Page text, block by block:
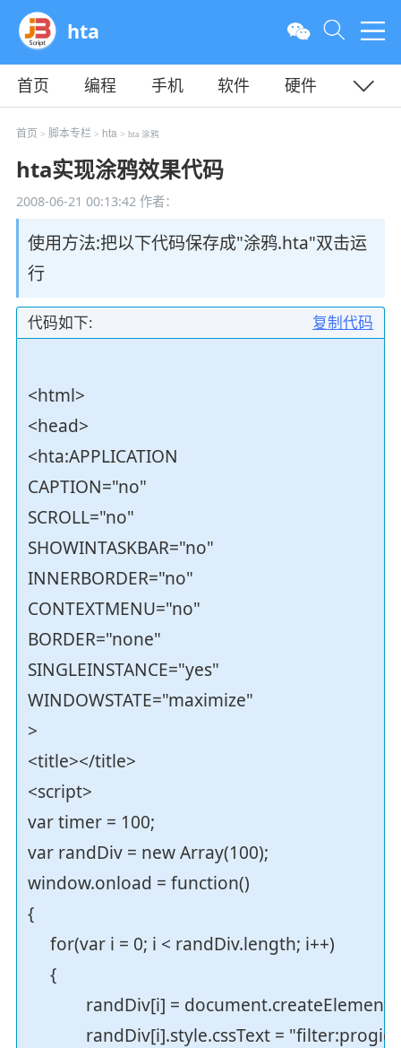
hta
首页 编程 手机 软件
硬件
教程
平面 服务器
首页 > 脚本专栏> hta> hta 涂鸦
hta实现涂鸦效果代码
2008-06-21 00:13:42作者：
使用方法:把以下代码保存成"涂鸦.hta"双击运
行
复制代码
代码如下:
<html>
<head>
<hta:APPLICATION
CAPTION="no"
SCROLL="no"
SHOWINTASKBAR="no"
INNERBORDER="no"
CONTEXTMENU="no"
BORDER="none"
SINGLEINSTANCE="yes"
WINDOWSTATE="maximize"
>
<title></title>
<script>
var timer = 100;
var randDiv = new Array(100);
window.onload = function()
{
for(var i = 0; i < randDiv.length; i++)
{
randDiv[i] =
randDiv[i].style.cssText =